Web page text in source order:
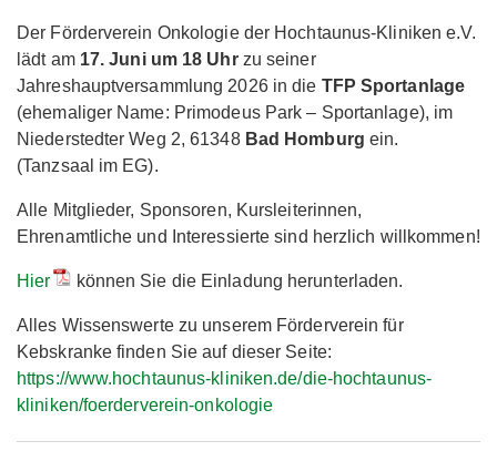
Der Förderverein Onkologie der Hochtaunus-Kliniken e.V.
lädt am 17. Juni um 18 Uhr zu seiner
Jahreshauptversammlung 2026 in die TFP Sportanlage
(ehemaliger Name: Primodeus Park – Sportanlage), im
Niederstedter Weg 2, 61348 Bad Homburg ein.
(Tanzsaal im EG).
Alle Mitglieder, Sponsoren, Kursleiterinnen,
Ehrenamtliche und Interessierte sind herzlich willkommen!
Hier können Sie die Einladung herunterladen.
Alles Wissenswerte zu unserem Förderverein für
Kebskranke finden Sie auf dieser Seite:
https://www.hochtaunus-kliniken.de/die-hochtaunus-
kliniken/foerderverein-onkologie